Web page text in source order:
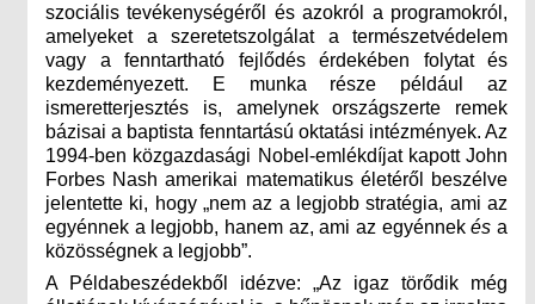
szociális tevékenységéről és azokról a programokról,
amelyeket a szeretetszolgálat a természetvédelem
vagy a fenntartható fejlődés érdekében folytat és
kezdeményezett. E munka része például az
ismeretterjesztés is, amelynek országszerte remek
bázisai a baptista fenntartású oktatási intézmények. Az
1994-ben közgazdasági Nobel-emlékdíjat kapott John
Forbes Nash amerikai matematikus életéről beszélve
jelentette ki, hogy „nem az a legjobb stratégia, ami az
egyénnek a legjobb, hanem az, ami az egyénnekés a
közösségnek a legjobb”.
A Példabeszédekből idézve: „Az igaz törődik még